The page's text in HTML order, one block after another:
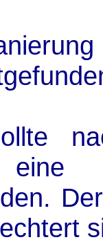
eine